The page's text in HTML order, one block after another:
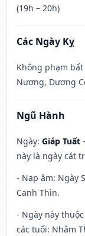
(19h – 20h)
Các Ngày Kỵ
Không phạm
Nương, Dương
Ngũ Hành
Ngày: Giáp Tuất
này là ngày cát
- Nạp âm: Ngày
Canh Thìn.
- Ngày này
các tuổi: Nhâm